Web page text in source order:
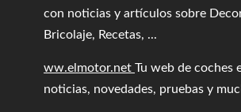
con noticias y artículos sobre
Bricolaje, Recetas, ...
ww.elmotor.net Tu web de coches
noticias, novedades, pruebas y